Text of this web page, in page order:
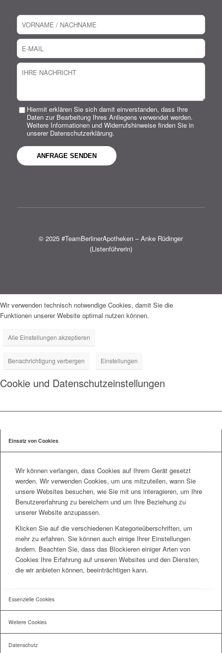
Hiermit erklären Sie sich damit einverstanden, dass Ihre
Daten zur Bearbeitung Ihres Anliegens verwendet werden.
Weitere Informationen und Widerrufshinweise finden Sie in
unserer Datenschutzerklärung.
© 2025 #TeamBerlinerApotheken – Anke Rüdinger
(Listenführerin)
Wir verwenden technisch notwendige Cookies, damit Sie die
Funktionen unserer Website optimal nutzen können.
Alle Einstellungen akzeptieren
Benachrichtigung verbergen Einstellungen
Cookie und Datenschutzeinstellungen
Einsatz von Cookies
Wir können verlangen, dass Cookies auf Ihrem Gerät gesetzt
werden. Wir verwenden Cookies, um uns mitzuteilen, wann Sie
unsere Websites besuchen, wie Sie mit uns interagieren, um Ihre
Benutzererfahrung zu bereichern und um Ihre Beziehung zu
unserer Website anzupassen.
Klicken Sie auf die verschiedenen Kategorieüberschriften, um
mehr zu erfahren. Sie können auch einige Ihrer Einstellungen
ändern. Beachten Sie, dass das Blockieren einiger Arten von
Cookies Ihre Erfahrung auf unseren Websites und den Diensten,
die wir anbieten können, beeinträchtigen kann.
Essenzielle Cookies
Weitere Cookies
Datenschutz